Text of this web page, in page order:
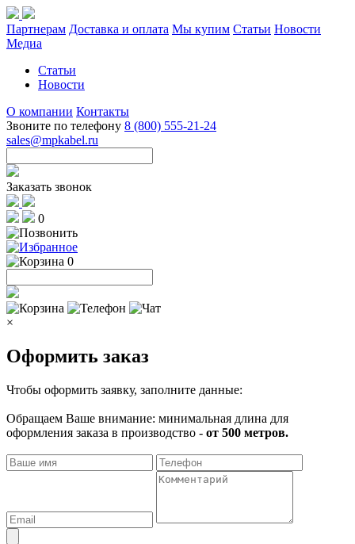
Партнерам Доставка и оплата Мы купим Статьи Новости
Медиа
Статьи
Новости
О компании Контакты
Звоните по телефону 8 (800) 555-21-24
sales@mpkabel.ru
Заказать звонок
0
0
×
Оформить заказ
Чтобы оформить заявку, заполните данные:
Обращаем Ваше внимание: минимальная длина для
оформления заказа в производство - от 500 метров.